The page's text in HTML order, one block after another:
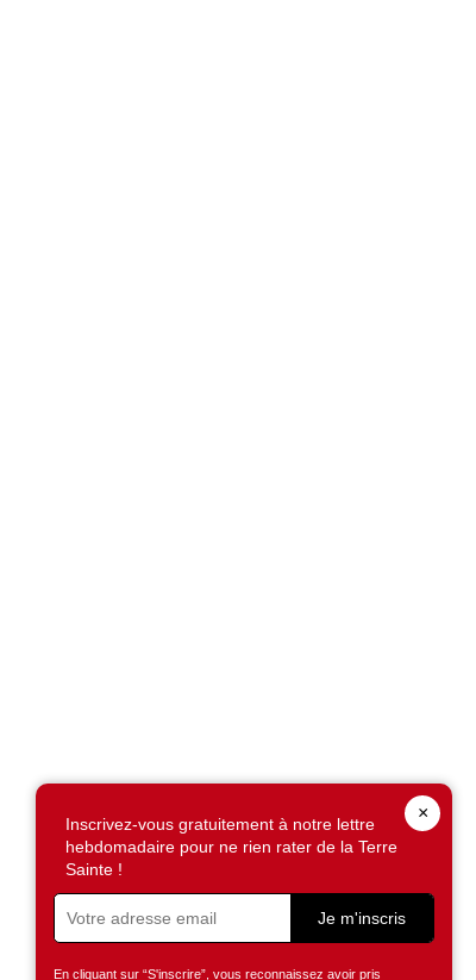
×
Inscrivez-vous gratuitement à notre lettre
hebdomadaire pour ne rien rater de la Terre
Sainte !
Je m'inscris
En cliquant sur “S'inscrire”, vous reconnaissez avoir pris